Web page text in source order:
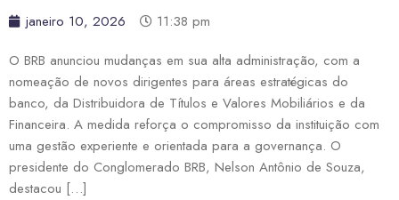
janeiro 10, 2026
11:38 pm
O BRB anunciou mudanças em sua alta administração, com a
nomeação de novos dirigentes para áreas estratégicas do
banco, da Distribuidora de Títulos e Valores Mobiliários e da
Financeira. A medida reforça o compromisso da instituição com
uma gestão experiente e orientada para a governança. O
presidente do Conglomerado BRB, Nelson Antônio de Souza,
destacou […]